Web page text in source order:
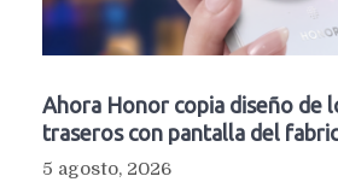
Ahora Honor copia diseño de
traseros con pantalla del
5 agosto, 2026